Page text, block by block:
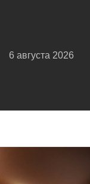
6 августа 2026